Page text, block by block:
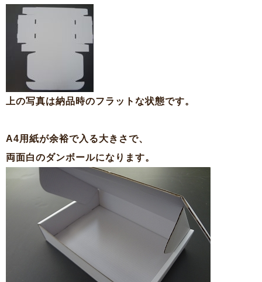
上の写真は納品時のフラットな状態です。
A4用紙が余裕で入る大きさで、
両面白のダンボールになります。